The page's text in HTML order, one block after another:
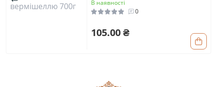
В наявності
0
105.00 ₴